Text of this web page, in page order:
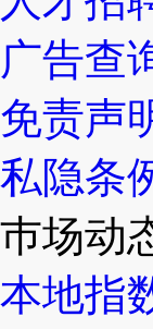
广告查
免责声
私隐条
巿场动
本地指